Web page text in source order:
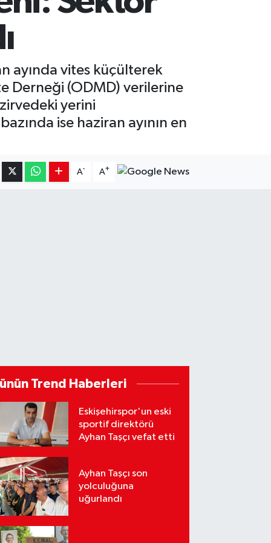
ayında vites küçülterek
Derneği (ODMD) verilerine
yerini
ise haziran ayının en
A- A+
Trend Haberleri
Eskişehirspor'un eski
sportif direktörü
Ayhan Taşçı vefat etti
Ayhan Taşçı son
yolculuğuna
uğurlandı